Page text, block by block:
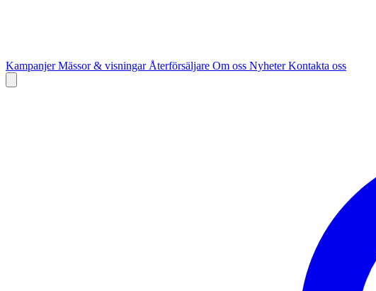
KampanjerMässor & visningar Återförsäljare Om oss NyheterKontakta oss